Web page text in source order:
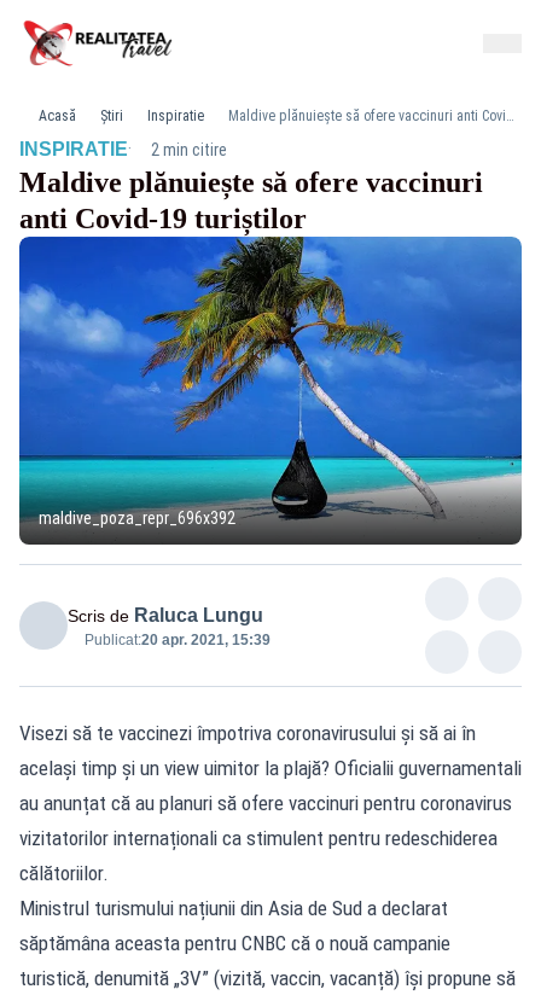
Acasă Știri Inspiratie Maldive plănuiește să ofere vaccinuri anti Covid-19 turiștilor
INSPIRATIE· 2 min citire
Maldive plănuiește să ofere vaccinuri
anti Covid-19 turiștilor
maldive_poza_repr_696x392
Scris de Raluca Lungu
Publicat:20 apr. 2021, 15:39
Visezi să te vaccinezi împotriva coronavirusului și să ai în
același timp și un view uimitor la plajă? Oficialii guvernamentali
au anunțat că au planuri să ofere vaccinuri pentru coronavirus
vizitatorilor internaționali ca stimulent pentru redeschiderea
călătoriilor.
Ministrul turismului națiunii din Asia de Sud a declarat
săptămâna aceasta pentru CNBC că o nouă campanie
turistică, denumită „3V” (vizită, vaccin, vacanță) își propune să